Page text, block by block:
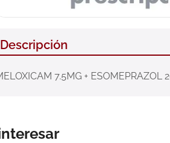
Descripción
7.5MG + ESOMEPRAZOL